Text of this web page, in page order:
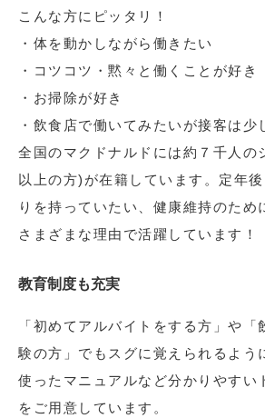
こんな方にピッタリ！
・体を動かしながら働きたい
・コツコツ・黙々と働くことが好き
・お掃除が好き
・飲食店で働いてみたいが接客は少
全国のマクドナルドには約７千人の
以上の方)が在籍しています。定年
りを持っていたい、健康維持のため
さまざまな理由で活躍しています！
教育制度も充実
「初めてアルバイトをする方」や「
験の方」でもスグに覚えられるよう
使ったマニュアルなど分かりやすい
をご用意しています。